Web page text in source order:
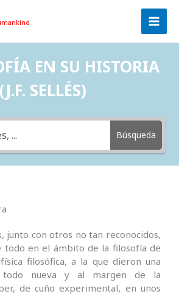
EN SU HISTORIA
(J.F. SELLÉS)
Búsqueda
junto con otros no tan reconocidos,
todo en el ámbito de la filosofía de
filosófica, a la que dieron una
todo nueva y al margen de la
de cuño experimental, en unos